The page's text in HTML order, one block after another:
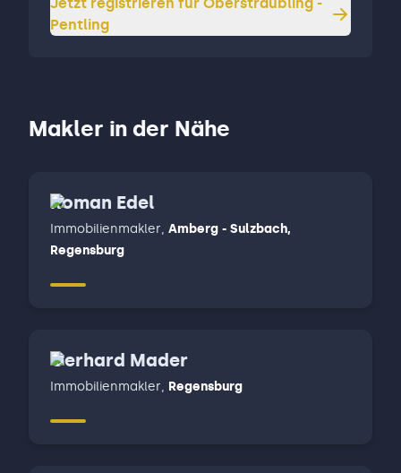
Pentling
Makler in der Nähe
Roman Edel
Immobilienmakler, Amberg - Sulzbach,
Regensburg
Gerhard Mader
Immobilienmakler, Regensburg